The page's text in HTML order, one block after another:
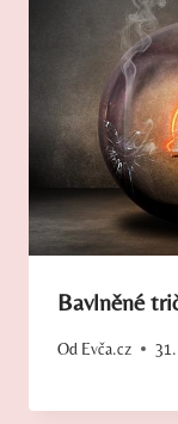
Bavlněné
Od Evča.cz